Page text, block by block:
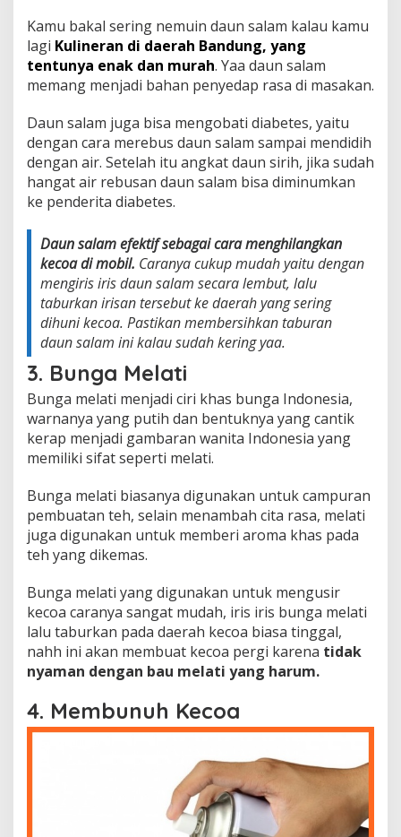
Kamu bakal sering nemuin daun salam kalau kamu
lagi Kulineran di daerah Bandung, yang
tentunya enak dan murah. Yaa daun salam
memang menjadi bahan penyedap rasa di masakan.
Daun salam juga bisa mengobati diabetes, yaitu
dengan cara merebus daun salam sampai mendidih
dengan air. Setelah itu angkat daun sirih, jika sudah
hangat air rebusan daun salam bisa diminumkan
ke penderita diabetes.
Daun salam efektif sebagai cara menghilangkan
kecoa di mobil. Caranya cukup mudah yaitu dengan
mengiris iris daun salam secara lembut, lalu
taburkan irisan tersebut ke daerah yang sering
dihuni kecoa. Pastikan membersihkan taburan
daun salam ini kalau sudah kering yaa.
3. Bunga Melati
Bunga melati menjadi ciri khas bunga Indonesia,
warnanya yang putih dan bentuknya yang cantik
kerap menjadi gambaran wanita Indonesia yang
memiliki sifat seperti melati.
Bunga melati biasanya digunakan untuk campuran
pembuatan teh, selain menambah cita rasa, melati
juga digunakan untuk memberi aroma khas pada
teh yang dikemas.
Bunga melati yang digunakan untuk mengusir
kecoa caranya sangat mudah, iris iris bunga melati
lalu taburkan pada daerah kecoa biasa tinggal,
nahh ini akan membuat kecoa pergi karena tidak
nyaman dengan bau melati yang harum.
4. Membunuh Kecoa